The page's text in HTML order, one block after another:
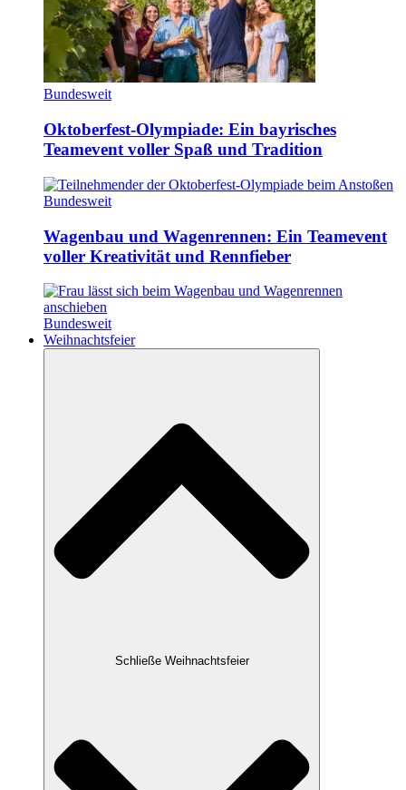
Bundesweit
Oktoberfest-Olympiade: Ein bayrisches
Teamevent voller Spaß und Tradition
Bundesweit
Wagenbau und Wagenrennen: Ein Teamevent
voller Kreativität und Rennfieber
Bundesweit
Weihnachtsfeier
Schließe Weihnachtsfeier